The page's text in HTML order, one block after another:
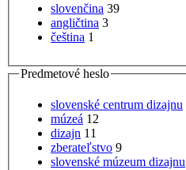
slovenčina 39
angličtina 3
čeština 1
Predmetové heslo
slovenské centrum dizajnu
múzeá 12
dizajn 11
zberateľstvo 9
slovenské múzeum dizajnu